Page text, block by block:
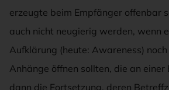
erzeugte beim Empfänger offenbar
auch nicht neugierig werden, wenn
Aufklärung (heute: Awareness)
Anhänge öffnen sollten, die an
dann die Fortsetzung, deren